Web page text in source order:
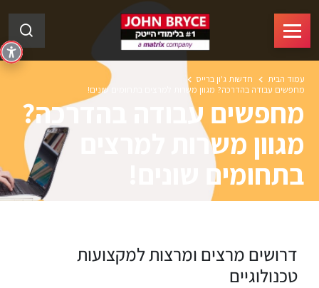
עמוד הבית
חדשות ג'ון ברייס
מחפשים עבודה בהדרכה? מגוון משרות למרצים בתחומים שונים!
מחפשים עבודה בהדרכה?
מגוון משרות למרצים
בתחומים שונים!
דרושים מרצים ומרצות למקצועות
טכנולוגיים